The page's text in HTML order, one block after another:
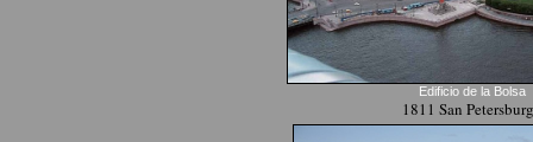
Edificio de la Bolsa
1811 San